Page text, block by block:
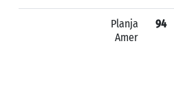
Planja
Amer
94